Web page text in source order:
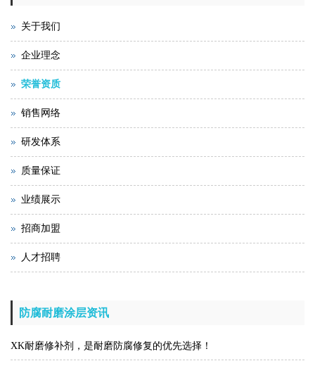
关于我们
企业理念
荣誉资质
销售网络
研发体系
质量保证
业绩展示
招商加盟
人才招聘
防腐耐磨涂层资讯
XK耐磨修补剂，是耐磨防腐修复的优先选择！